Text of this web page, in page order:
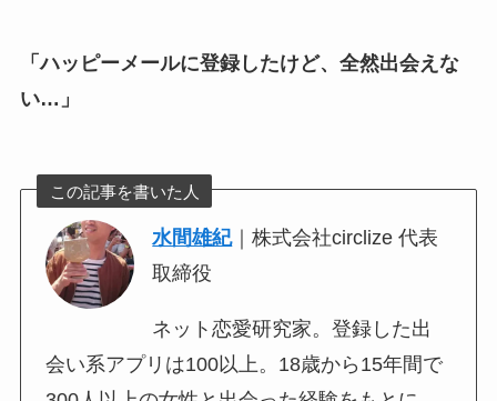
「ハッピーメールに登録したけど、全然出会えな
い…」
この記事を書いた人
水間雄紀｜株式会社circlize 代表
取締役
ネット恋愛研究家。登録した出
会い系アプリは100以上。18歳から15年間で